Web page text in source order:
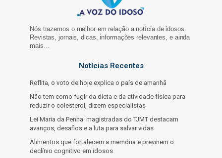
Nós trazemos o melhor em relação a notícia de idosos.
Revistas, jornais, dicas, informações relevantes, e ainda
mais…
Notícias Recentes
Reflita, o voto de hoje explica o país de amanhã
Não tem como fugir da dieta e da atividade física para
reduzir o colesterol, dizem especialistas
Lei Maria da Penha: magistradas do TJMT destacam
avanços, desafios e a luta para salvar vidas
Alimentos que fortalecem a memória e previnem o
declínio cognitivo em idosos